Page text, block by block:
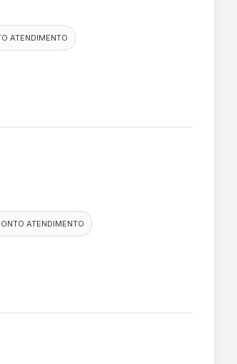
ATENDIMENTO
ATENDIMENTO